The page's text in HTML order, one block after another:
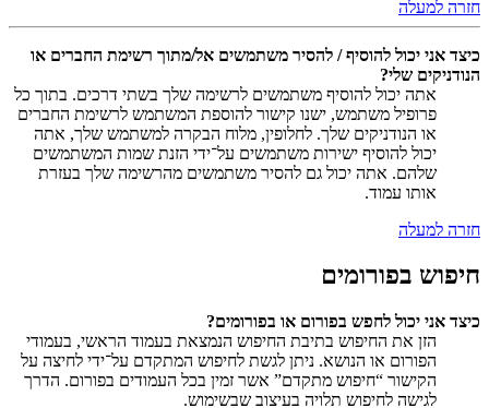
חזרה למעלה
כיצד אני יכול להוסיף / להסיר משתמשים אל/מתוך רשימת החברים או
הנודניקים שלי?
אתה יכול להוסיף משתמשים לרשימה שלך בשתי דרכים. בתוך כל
פרופיל משתמש, ישנו קישור להוספת המשתמש לרשימת החברים
או הנודניקים שלך. לחלופין, מלוח הבקרה למשתמש שלך, אתה
יכול להוסיף ישירות משתמשים על־ידי הזנת שמות המשתמשים
שלהם. אתה יכול גם להסיר משתמשים מהרשימה שלך בעזרת
אותו עמוד.
חזרה למעלה
חיפוש בפורומים
כיצד אני יכול לחפש בפורום או בפורומים?
הזן את החיפוש בתיבת החיפוש הנמצאת בעמוד הראשי, בעמודי
הפורום או הנושא. ניתן לגשת לחיפוש המתקדם על־ידי לחיצה על
הקישור “חיפוש מתקדם” אשר זמין בכל העמודים בפורום. הדרך
לגישה לחיפוש תלויה בעיצוב שבשימוש.